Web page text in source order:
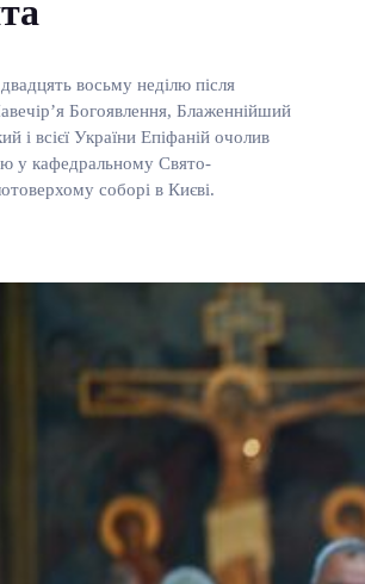
восьму неділю після
Богоявлення, Блаженнійший
і всієї України Епіфаній очолив
у кафедральному Свято-
соборі в Києві.